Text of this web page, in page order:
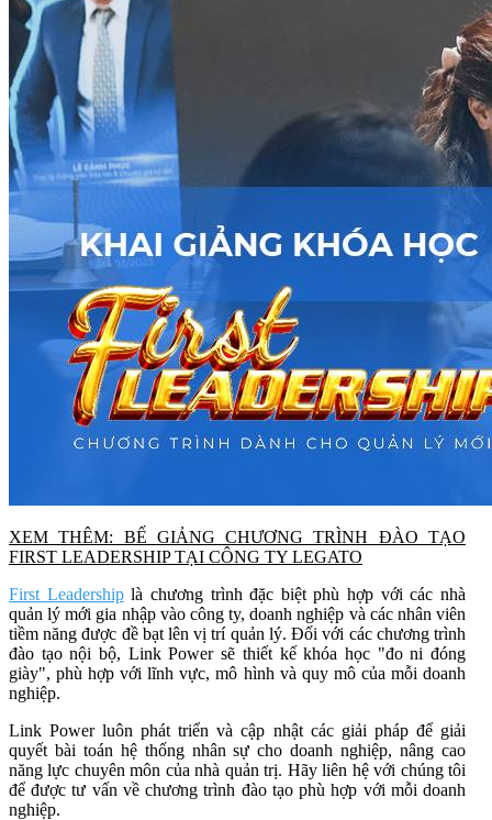
XEM THÊM: BẾ GIẢNG CHƯƠNG TRÌNH ĐÀO TẠO
FIRST LEADERSHIP TẠI CÔNG TY LEGATO
First Leadershiplà chương trình đặc biệt phù hợp với các nhà
quản lý mới gia nhập vào công ty, doanh nghiệp và các nhân viên
tiềm năng được đề bạt lên vị trí quản lý. Đối với các chương trình
đào tạo nội bộ, Link Power sẽ thiết kế khóa học "đo ni đóng
giày", phù hợp với lĩnh vực, mô hình và quy mô của mỗi doanh
nghiệp.
Link Power luôn phát triển và cập nhật các giải pháp để giải
quyết bài toán hệ thống nhân sự cho doanh nghiệp, nâng cao
năng lực chuyên môn của nhà quản trị. Hãy liên hệ với chúng tôi
để được tư vấn về chương trình đào tạo phù hợp với mỗi doanh
nghiệp.